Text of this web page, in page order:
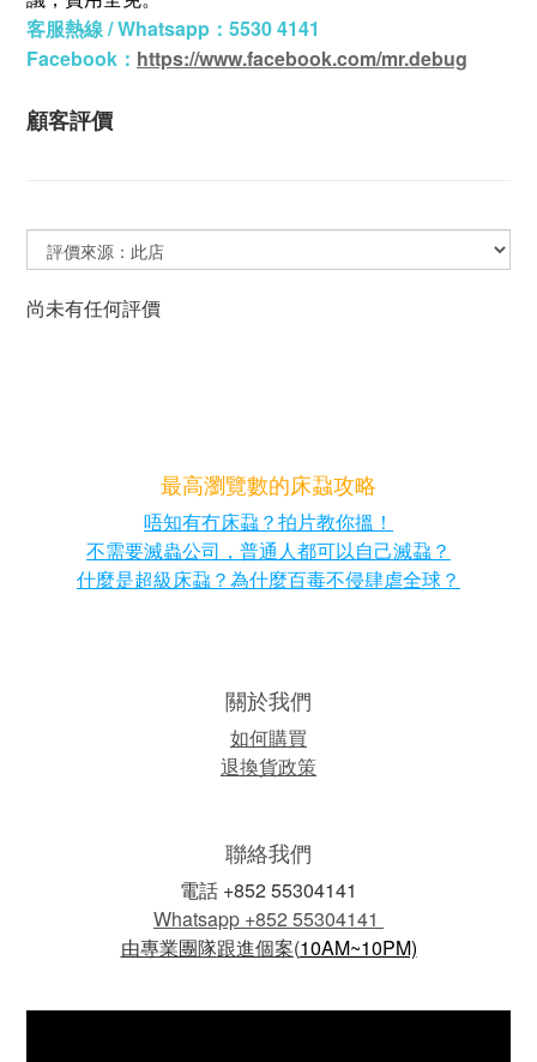
客服熱線 / Whatsapp：5530 4141
Facebook： https://www.facebook.com/mr.debug
顧客評價
尚未有任何評價
最高瀏覽數的床蝨攻略
唔知有冇床蝨？拍片教你搵！
不需要滅蟲公司，普通人都可以自己滅蝨？
什麼是超級床蝨？為什麼百毒不侵肆虐全球？
關於我們
如何購買
退換貨政策
聯絡我們
電話 +852 55304141
Whatsapp +852 55304141
由專業團隊跟進個案(10AM~10PM)